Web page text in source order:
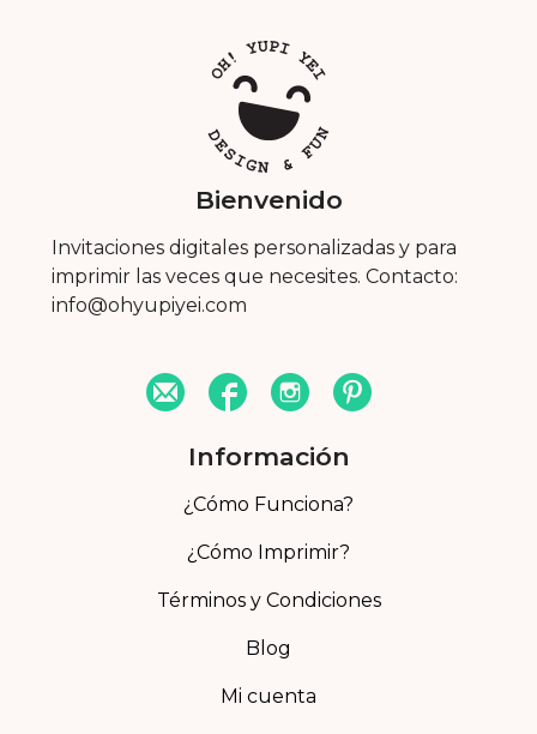
Bienvenido
Invitaciones digitales personalizadas y para
imprimir las veces que necesites. Contacto:
info@ohyupiyei.com
Información
¿Cómo Funciona?
¿Cómo Imprimir?
Términos y Condiciones
Blog
Mi cuenta